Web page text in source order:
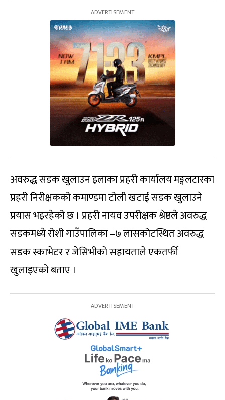
अवरुद्ध सडक खुलाउन इलाका प्रहरी कार्यालय मङ्गलटारका
प्रहरी निरीक्षकको कमाण्डमा टोली खटाई सडक खुलाउने
प्रयास भइरहेको छ । प्रहरी नायव उपरीक्षक श्रेष्ठले अवरुद्ध
सडकमध्ये रोशी गाउँपालिका –७ लासकोटस्थित अवरुद्ध
सडक स्काभेटर र जेसिभीको सहायताले एकतर्फी
खुलाइएको बताए ।